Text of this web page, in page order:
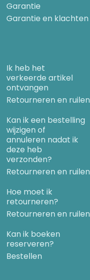
Garantie
Garantie en klachten
Ik heb het
verkeerde artikel
ontvangen
Retourneren en ruilen
Kan ik een bestelling
wijzigen of
annuleren nadat ik
deze heb
verzonden?
Retourneren en ruilen
Hoe moet ik
retourneren?
Retourneren en ruilen
Kan ik boeken
reserveren?
Bestellen